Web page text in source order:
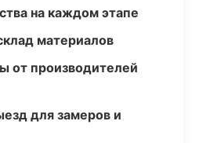
на каждом этапе
материалов
от производителей
для замеров и